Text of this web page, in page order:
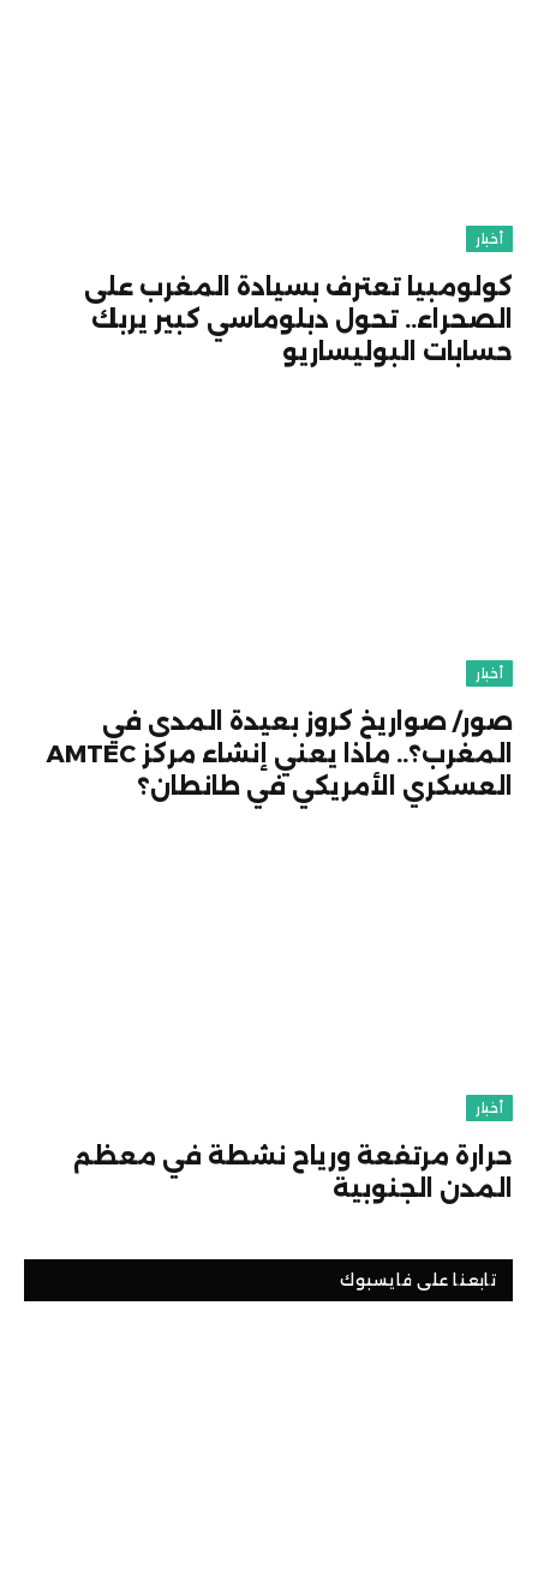
أخبار
كولومبيا تعترف بسيادة المغرب على
الصحراء.. تحول دبلوماسي كبير يربك
حسابات البوليساريو
أخبار
صور/ صواريخ كروز بعيدة المدى في
المغرب؟.. ماذا يعني إنشاء مركز AMTEC
العسكري الأمريكي في طانطان؟
أخبار
حرارة مرتفعة ورياح نشطة في معظم
المدن الجنوبية
تابعنا على فايسبوك